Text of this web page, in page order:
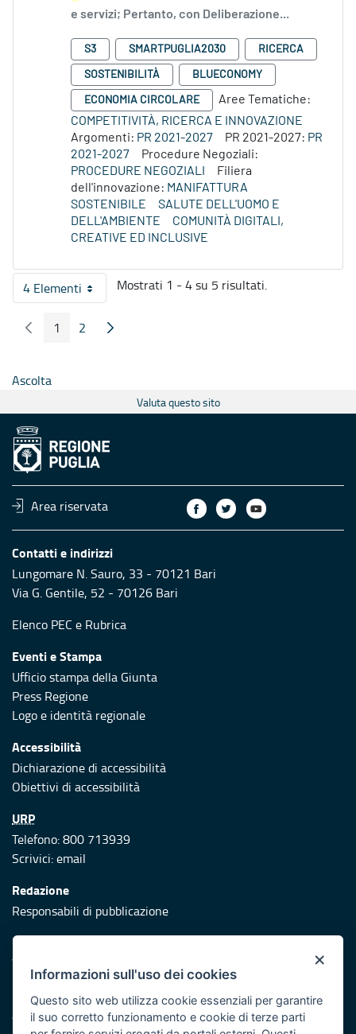
e servizi; Pertanto, con Deliberazione...
S3 SMARTPUGLIA2030 RICERCA
SOSTENIBILITÀ BLUECONOMY
ECONOMIA CIRCOLARE
Aree Tematiche:
COMPETITIVITÀ, RICERCA E INNOVAZIONE
Argomenti: PR 2021-2027 PR 2021-2027: PR
2021-2027
Procedure Negoziali:
PROCEDURE NEGOZIALI
Filiera
dell'innovazione: MANIFATTURA
SOSTENIBILE
SALUTE DELL'UOMO E
DELL'AMBIENTE
COMUNITÀ DIGITALI,
CREATIVE ED INCLUSIVE
4 ElementiPer pagina
Mostrati 1 - 4 su 5 risultati.
Pagina Precedente
Pagina
1 Pagina
2 Pagina Seguente
Ascolta
Valuta questo sito
Area riservata
Contatti e indirizzi
Lungomare N. Sauro, 33 - 70121 Bari
Via G. Gentile, 52 - 70126 Bari
Elenco PEC e Rubrica
Eventi e Stampa
Ufficio stampa della Giunta
Press Regione
Logo e identità regionale
Accessibilità
Dichiarazione di accessibilità
Obiettivi di accessibilità
URP
Telefono: 800 713939
Scrivici:email
Redazione
Responsabili di pubblicazione
Protezione civile
Vai al sito di Protezione Civile Puglia
Iniziativa finanziata con risorse del POR Puglia 2014/2020 -
Asse XI
×
Informazioni sull'uso dei cookies
Questo sito web utilizza cookie essenziali per garantire
il suo corretto funzionamento e cookie di terze parti